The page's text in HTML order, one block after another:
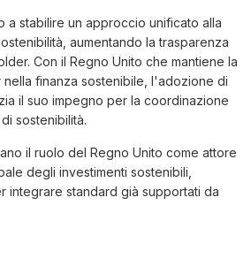
a stabilire un approccio unificato alla
aumentando la trasparenza
Con il Regno Unito che mantiene la
finanza sostenibile, l'adozione di
il suo impegno per la coordinazione
sostenibilità.
il ruolo del Regno Unito come attore
degli investimenti sostenibili,
integrare standard già supportati da